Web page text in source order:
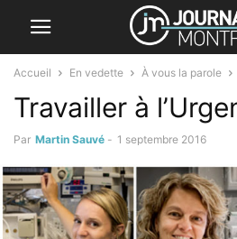
Accueil En vedette À vous la parole
Travailler à
Par Martin Sauvé - 1 septembre 2016